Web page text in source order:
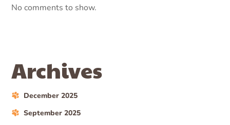
No comments to show.
Archives
December 2025
September 2025